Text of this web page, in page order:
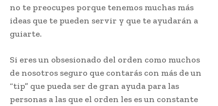
no te preocupes porque tenemos muchas más
ideas que te pueden servir y que te ayudarán a
guiarte.
Si eres un obsesionado del orden como muchos
de nosotros seguro que contarás con más de un
“tip” que pueda ser de gran ayuda para las
personas a las que el orden les es un constante